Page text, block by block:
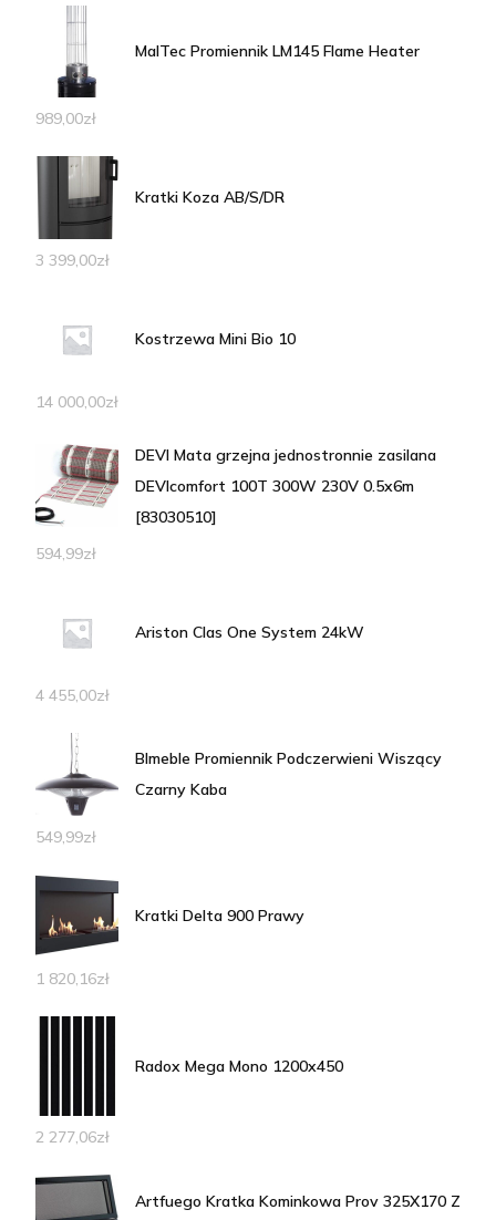
MalTec Promiennik LM145 Flame Heater
989,00zł
Kratki Koza AB/S/DR
3 399,00zł
Kostrzewa Mini Bio 10
14 000,00zł
DEVI Mata grzejna jednostronnie zasilana
DEVIcomfort 100T 300W 230V 0.5x6m
[83030510]
594,99zł
Ariston Clas One System 24kW
4 455,00zł
Blmeble Promiennik Podczerwieni Wiszący
Czarny Kaba
549,99zł
Kratki Delta 900 Prawy
1 820,16zł
Radox Mega Mono 1200x450
2 277,06zł
Artfuego Kratka Kominkowa Prov 325X170 Z